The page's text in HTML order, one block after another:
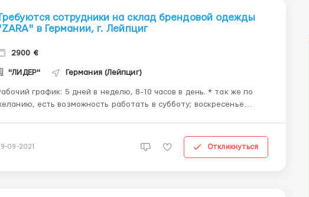
сотрудники на склад брендовой одежды
в Германии, г. Лейпциг
2900 €
"ЛИДЕР" Германия (Лейпциг)
график: 5 дней в неделю, 8-10 часов в день. * так же по
есть возможность работать в субботу; воскресенье
работы (обучение на месте (оплачиваемая стажиров...
09-2021 Откликнуться